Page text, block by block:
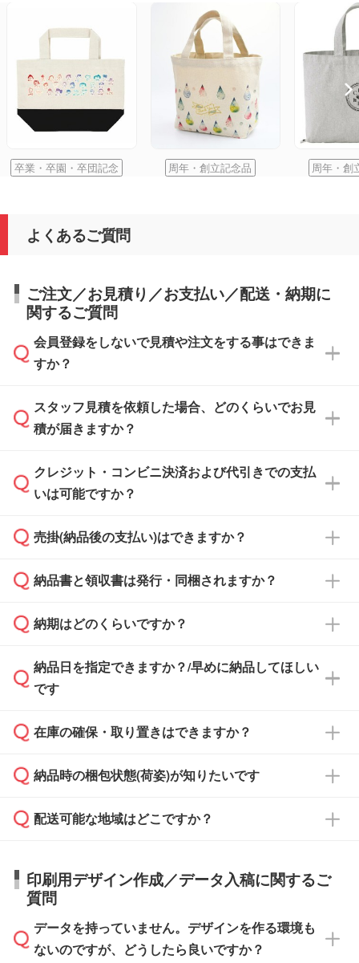
卒業・卒園・卒団記念 周年・創立記念品 周年・創
よくあるご質問
ご注文／お見積り／お支払い／配送・納期に
関するご質問
会員登録をしないで見積や注文をする事はできま
すか？
可能です。見積・注文フォームにて『ゲストの
まま進む』ボタンからお進みのうえ、ご依頼く
スタッフ見積を依頼した場合、どのくらいでお見
積が届きますか？
通常、翌営業日までにお送りしております。混
雑状況によっては、お時間をいただくこともご
依頼いただいた場合は、翌営業日以降のご連絡
クレジット・コンビニ決済および代引きでの支払
いは可能ですか？
銀行振込のみのご対応となります。
売掛(納品後の支払い)はできますか？
基本的には先入金をお願いしておりますが、自
どの場合は、月末締め翌月末払いに対応可能で
また、卒業・卒園記念品で対策委員会や個人様
校や幼稚園・保育園であれば、同様の条件でご
ご希望の際は担当スタッフまでお気軽にご相談
ください。
納品書と領収書は発行・同梱されますか？
納品書・領収書は ご依頼をいただいた場合の
ず、通常はPDFデータをメール添付でお送りし
ます。
たは注文フォームの『ご注文に関する備考欄』
納期はどのくらいですか？
・印刷する場合(500個程度)
ご入金、イメージ画像の校了から約2週間～2
ご入金確認後、1～2営業日で出荷いたしま
タッフまでお問い合わせください。
ル」に注文予定日をご入力いただくと、おおよ
その締切日や出荷目安をご確認いただけます。
納品日を指定できますか？/早めに納品してほしい
です
ご希望の納期がある場合は、お問い合わせ・お
い。
応が可能かご案内いたします。
す。>>対象商品はこちら
※最短出荷日は商品によって異なります。各商
品ページにてご確認ください
在庫の確保・取り置きはできますか？
ご入金確認後に在庫を確保し、注文確定のご連
はできかねますので予めご了承ください。
納品時の梱包状態(荷姿)が知りたいです
商品によって異なります。各ページにある商品
す。(白箱、化粧箱、ブリスターパックなど)
【袋入り】 商品がひとつずつ袋に入っていま
す。(透明袋、デザイン袋など)
【個包装なし】 個包装がされていない状態で
配送可能な地域はどこですか？
日本全国へお届けが可能です。なお、海外への
直接納品は行っておりませんので予めご了承く
ださい。
印刷用デザイン作成／データ入稿に関するご
質問
データを持っていません。デザインを作る環境も
ないのですが、どうしたら良いですか？